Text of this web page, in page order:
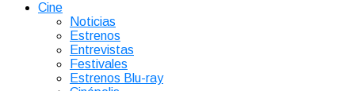
Cine
Noticias
Estrenos
Entrevistas
Festivales
Estrenos Blu-ray